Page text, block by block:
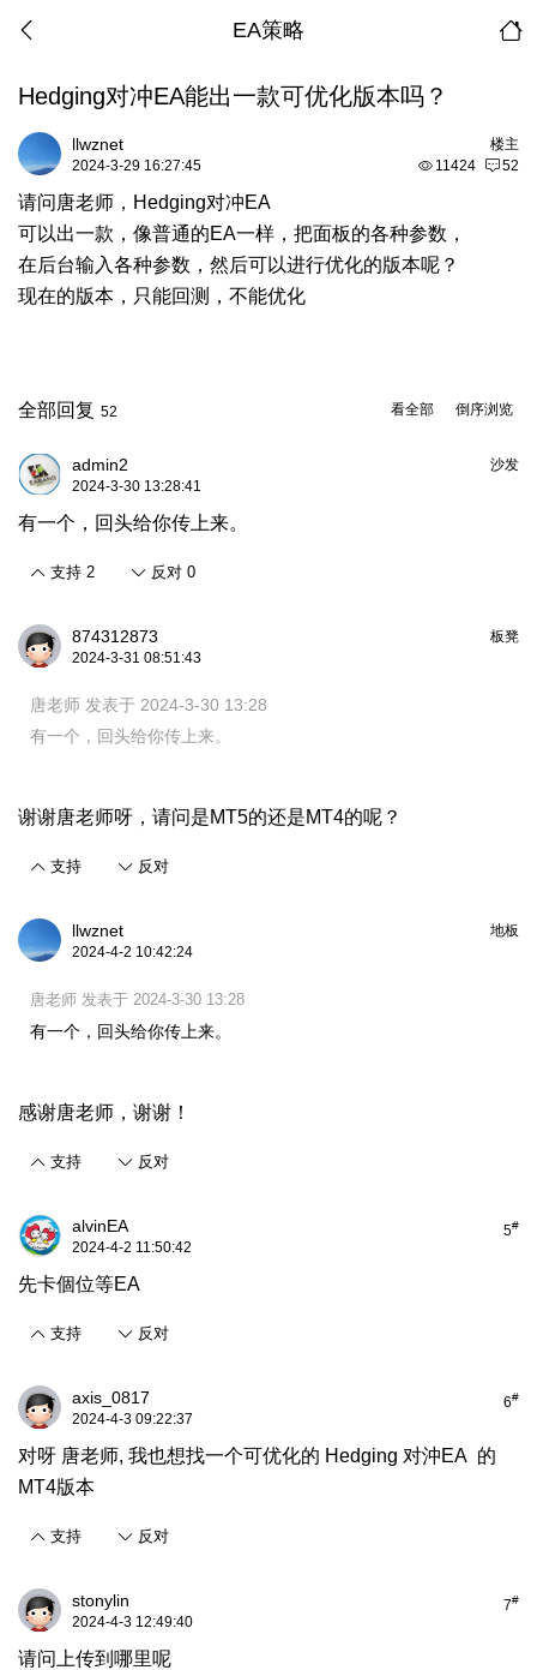
EA策略
Hedging对冲EA能出一款可优化版本吗？
楼主
llwznet
11424 52
2024-3-29 16:27:45
请问唐老师，Hedging对冲EA
可以出一款，像普通的EA一样，把面板的各种参数，
在后台输入各种参数，然后可以进行优化的版本呢？
现在的版本，只能回测，不能优化
倒序浏览
看全部
全部回复 52
沙发
admin2
2024-3-30 13:28:41
有一个，回头给你传上来。
支持 2 反对 0
板凳
874312873
2024-3-31 08:51:43
唐老师 发表于 2024-3-30 13:28
有一个，回头给你传上来。
谢谢唐老师呀，请问是MT5的还是MT4的呢？
支持 反对
地板
llwznet
2024-4-2 10:42:24
唐老师 发表于 2024-3-30 13:28
有一个，回头给你传上来。
感谢唐老师，谢谢！
支持 反对
5#
alvinEA
2024-4-2 11:50:42
先卡個位等EA
支持 反对
6#
axis_0817
2024-4-3 09:22:37
对呀 唐老师, 我也想找一个可优化的 Hedging 对沖EA 的
MT4版本
支持 反对
7#
stonylin
2024-4-3 12:49:40
请问上传到哪里呢